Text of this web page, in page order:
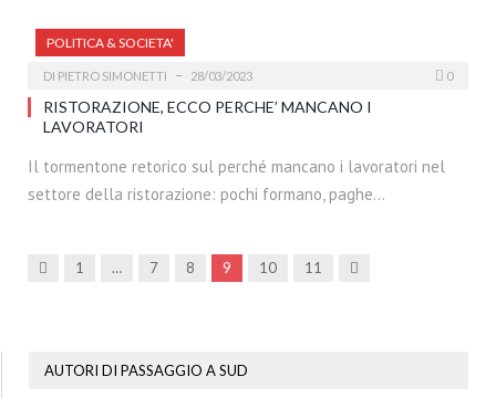
POLITICA & SOCIETA'
DI PIETRO SIMONETTI 28/03/2023 0
RISTORAZIONE, ECCO PERCHE’ MANCANO I
LAVORATORI
Il tormentone retorico sul perché mancano i lavoratori nel
settore della ristorazione: pochi formano, paghe…
Precedenti
1 … 7 8 9 10 11 Prossima
AUTORI DI PASSAGGIO A SUD